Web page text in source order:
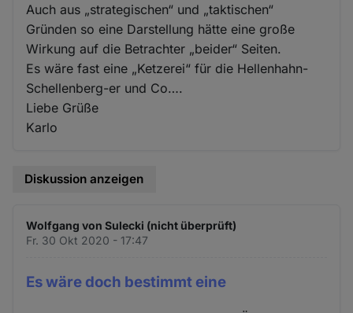
Auch aus „strategischen“ und „taktischen“
Gründen so eine Darstellung hätte eine große
Wirkung auf die Betrachter „beider“ Seiten.
Es wäre fast eine „Ketzerei“ für die Hellenhahn-
Schellenberg-er und Co….
Liebe Grüße
Karlo
Diskussion anzeigen
Wolfgang von Sulecki (nicht überprüft)
Fr. 30 Okt 2020 - 17:47
Es wäre doch bestimmt eine